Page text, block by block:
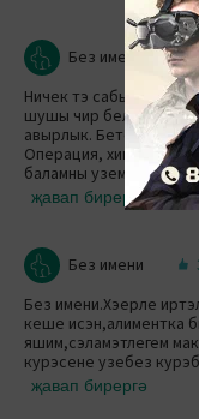
Без имени
Ничек тэ сабыр
шушы чир белэн
авырлык. Бетен
Операция, химиялэр..
баламны узем
җавап бирергә
Без имени
Без имени.Хэерле
кеше исэн,алиментка
яшим,сэламэтлегем
курэсене узебез
җавап бирергә